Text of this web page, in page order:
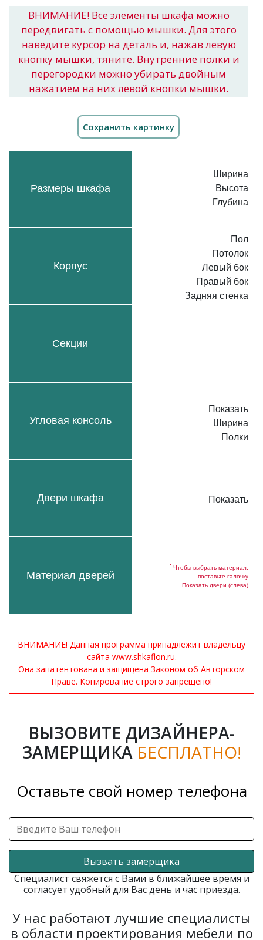
ВНИМАНИЕ! Все элементы шкафа можно
передвигать с помощью мышки. Для этого
наведите курсор на деталь и, нажав левую
кнопку мышки, тяните. Внутренние полки и
перегородки можно убирать двойным
нажатием на них левой кнопки мышки.
Размеры шкафа
Корпус
Секции
Угловая консоль
Двери шкафа
Материал дверей
Ширина
Высота
Глубина
Пол
Потолок
Левый бок
Правый бок
Задняя стенка
Показать
Ширина
Полки
Показать
* Чтобы выбрать материал,
поставьте галочку
Показать двери (слева)
ВНИМАНИЕ! Данная программа принадлежит владельцу
сайта www.shkaflon.ru.
Она запатентована и защищена Законом об Авторском
Праве. Копирование строго запрещено!
ВЫЗОВИТЕ ДИЗАЙНЕРА-
ЗАМЕРЩИКА БЕСПЛАТНО!
Оставьте свой номер телефона
Вызвать замерщика
Специалист свяжется с Вами в ближайшее время и
согласует удобный для Вас день и час приезда.
У нас работают лучшие специалисты
в области проектирования мебели по